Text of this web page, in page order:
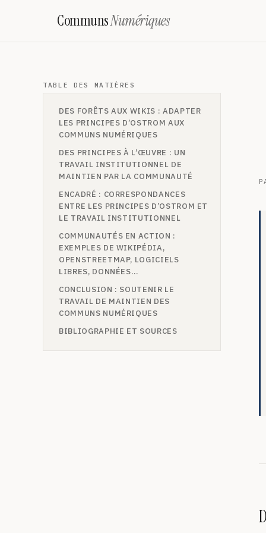
CommunsNumériques
TABLE DES MATIÈRES
DES FORÊTS AUX WIKIS : ADAPTER
LES PRINCIPES D’OSTROM AUX
COMMUNS NUMÉRIQUES
DES PRINCIPES À L’ŒUVRE : UN
TRAVAIL INSTITUTIONNEL DE
MAINTIEN PAR LA COMMUNAUTÉ
ENCADRÉ : CORRESPONDANCES
ENTRE LES PRINCIPES D’OSTROM ET
LE TRAVAIL INSTITUTIONNEL
COMMUNAUTÉS EN ACTION :
EXEMPLES DE WIKIPÉDIA,
OPENSTREETMAP, LOGICIELS
LIBRES, DONNÉES…
CONCLUSION : SOUTENIR LE
TRAVAIL DE MAINTIEN DES
COMMUNS NUMÉRIQUES
BIBLIOGRAPHIE ET SOURCES